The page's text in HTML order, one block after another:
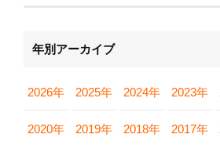
年別アーカイブ
2026年 2025年 2024年 2023年
2020年 2019年 2018年 2017年